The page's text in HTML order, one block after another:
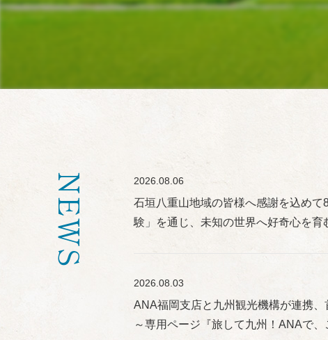
NEWS 2026.08.06
石垣八重山地域の皆様へ感謝を込め
験」を通じ、未知の世界へ好奇心を育
2026.08.03
ANA福岡支店と九州観光機構が連携
～専用ページ『旅して九州！ANAで